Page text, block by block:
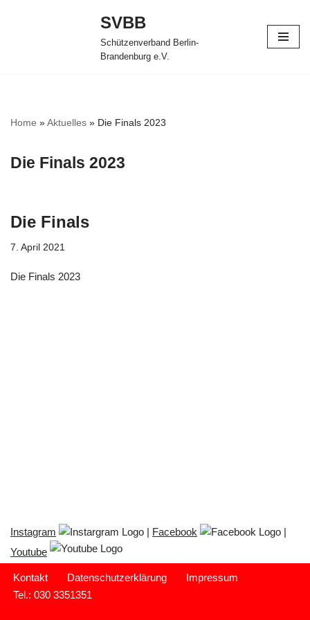
SVBB
Schützenverband Berlin-
Brandenburg e.V.
Home »Aktuelles » Die Finals 2023
Die Finals 2023
Die Finals
7. April 2021
Die Finals 2023
Instagram | Facebook
|
Youtube
Kontakt Datenschutzerklärung
Impressum
Tel.: 030 3351351